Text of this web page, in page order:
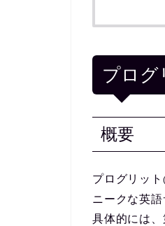
プログ
概要
プログリット
ニークな英語
具体的には